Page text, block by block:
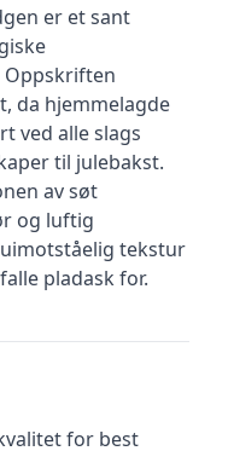
er et sant
Oppskriften
da hjemmelagde
ved alle slags
til julebakst.
av søt
og luftig
tekstur
pladask for.
for best